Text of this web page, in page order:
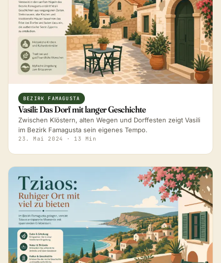
BEZIRK FAMAGUSTA
Vasili: Das Dorf mit langer Geschichte
Zwischen Klöstern, alten Wegen und Dorffesten zeigt Vasili
im Bezirk Famagusta sein eigenes Tempo.
23. Mai 2024 · 13 Min